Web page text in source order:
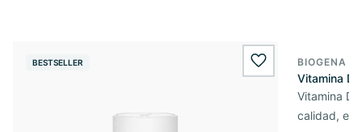
BESTSELLER wishlist.add
BIOGENA
Vitamina
Vitamina
calidad, en